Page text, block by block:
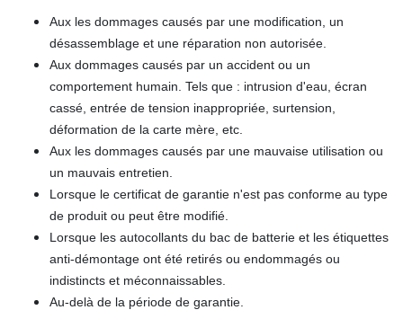
Aux les dommages causés par une modification, un
désassemblage et une réparation non autorisée.
Aux dommages causés par un accident ou un
comportement humain. Tels que : intrusion d'eau, écran
cassé, entrée de tension inappropriée, surtension,
déformation de la carte mère, etc.
Aux les dommages causés par une mauvaise utilisation ou
un mauvais entretien.
Lorsque le certificat de garantie n'est pas conforme au type
de produit ou peut être modifié.
Lorsque les autocollants du bac de batterie et les étiquettes
anti-démontage ont été retirés ou endommagés ou
indistincts et méconnaissables.
Au-delà de la période de garantie.